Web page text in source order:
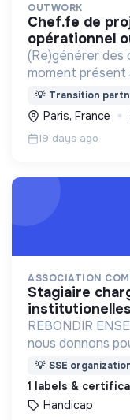
OUTWORK
chef.fe de projet opérationnel & complice
opérationnel
(Re)générer des
moment présent
proposant des
et à faible
💡 Transition
Paris, France
19 days ago
ASSOCIATION
stagiaire chargé.e de missions relations
institutionelles
REBONDIR
nous donnons
devenues
et de retrouver
💡 SSE
1 labels &
Handicap